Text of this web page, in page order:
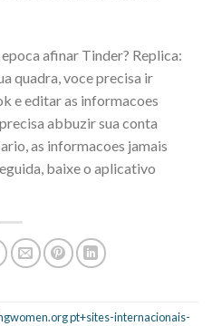
afinar Tinder? Replica:
quadra, voce precisa ir
e editar as informacoes
abbuzir sua conta
as informacoes jamais
baixe o aplicativo
pt+sites-internacionais-